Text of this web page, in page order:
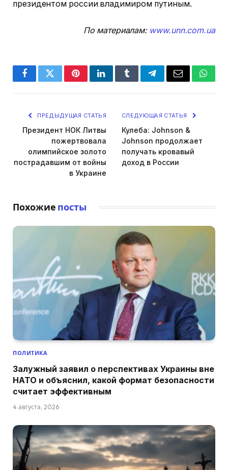
президентом россии владимиром путиным.
По материалам: www.unn.com.ua
FacebookTwitterPinterestLinkedInTumblrTelegramEmail
ПРЕДЫДУЩАЯ СТАТЬЯ
Президент НОК Литвы
пожертвовала
олимпийское золото
пострадавшим от войны
в Украине
СЛЕДУЮЩАЯ СТАТЬЯ
Кулеба: Johnson &
Johnson продолжает
получать кровавый
доход в России
Похожие посты
ПОЛИТИКА
Залужный заявил о перспективах Украины вне
НАТО и объяснил, какой формат безопасности
считает эффективным
4 августа, 2026